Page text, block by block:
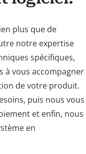
plus que de
notre expertise
spécifiques,
à vous accompagner
de votre produit.
puis nous vous
et enfin, nous
en